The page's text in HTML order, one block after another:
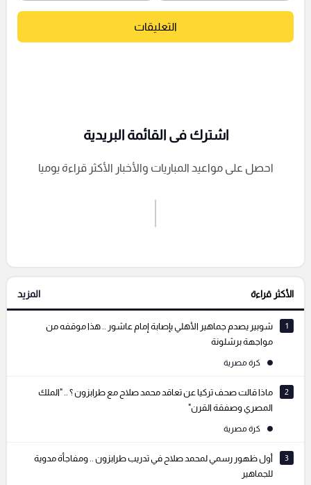
التعليقات
إرسال تعليق
التعليقات السابقة
اشترك فى القائمة البريدية
احصل على مواعيد المباريات والأخبار الأكثر قراءة يوميا
الأكثر قراءة المزيد
1
شوبير يصدم جماهير الأهلي بإصابة إمام عاشور .. هذا موقفه من
مواجهة برشلونة
كرة مصرية
2
ماذا قالت صحف تركيا عن تعاقد محمد صلاح مع طرابزون ؟ .. "الملك
المصري وصفقة القرن"
كرة مصرية
3
أول ظهور رسمي لمحمد صلاح في تدريب طرابزون .. ومفاجأة مدوية
للجماهير